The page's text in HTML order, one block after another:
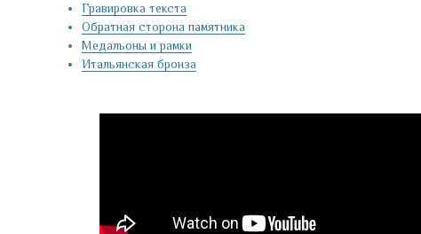
Гравировка текста
Обратная сторона памятника
Медальоны и рамки
Итальянская бронза